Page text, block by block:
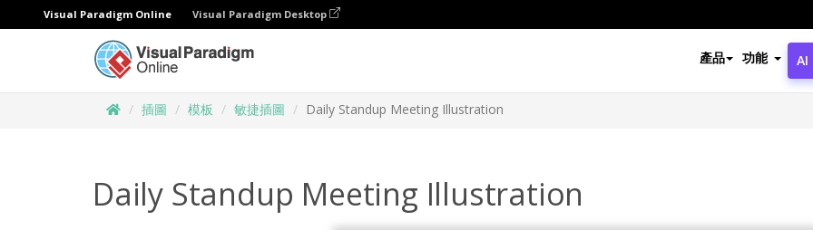
Visual Paradigm Online Visual Paradigm Desktop
產品 功能 AI
插圖 模板 敏捷插圖 Daily Standup Meeting Illustration
Daily Standup Meeting Illustration